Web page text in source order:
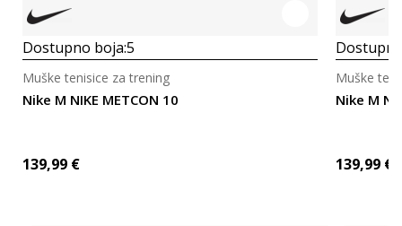
Dostupno boja:5
Nike M NIKE METCON 10
Muške tenisice za trening
139,99 €
Nike M
Muške
139,99 €